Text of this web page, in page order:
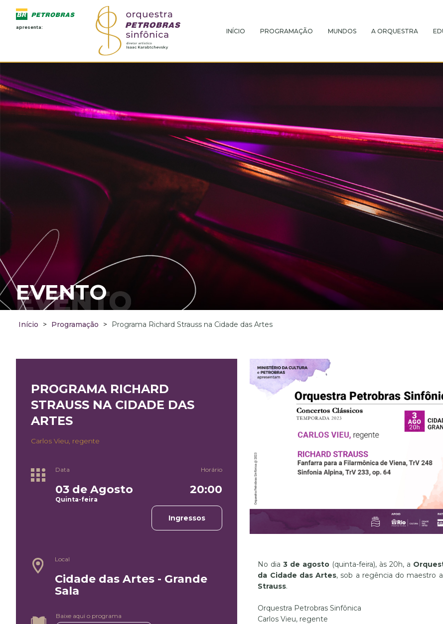
apresenta:
INÍCIO PROGRAMAÇÃO MUNDOS A ORQUESTRA
EVENTO
EVENTO
Início > Programação > Programa Richard Strauss na Cidade das Artes
PROGRAMA RICHARD
STRAUSS NA CIDADE DAS
ARTES
Carlos Vieu, regente
Data
03 de Agosto
Quinta-feira
Horário
20:00
Ingressos
Local
Cidade das Artes - Grande
Sala
Baixe aqui o programa
No dia3 de agosto (quinta-feira), às 20h, a
da Cidade das Artes, sob a regência do maestro
Strauss.
Orquestra Petrobras Sinfônica
Carlos Vieu, regente